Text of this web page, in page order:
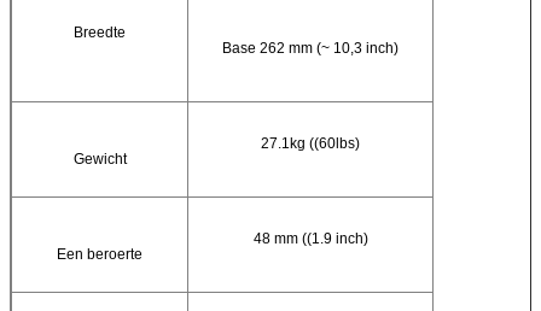
Breedte
Base 262 mm (~ 10,3 inch)
Gewicht
27.1kg ((60lbs)
Een beroerte
48 mm ((1.9 inch)